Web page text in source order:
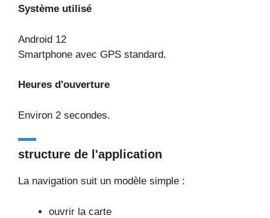
Système utilisé
Android 12
Smartphone avec GPS standard.
Heures d'ouverture
Environ 2 secondes.
structure de l'application
La navigation suit un modèle simple :
ouvrir la carte